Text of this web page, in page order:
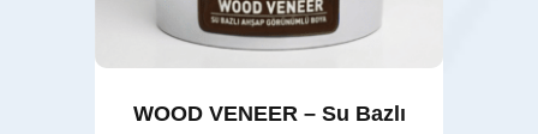
Seçenekler
WOOD VENEER – Su Bazlı